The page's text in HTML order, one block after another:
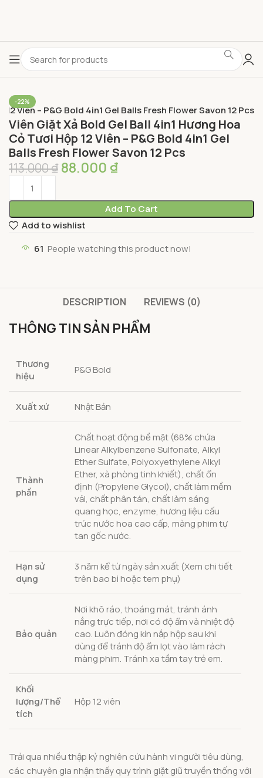
-22%
Viên – P&G Bold 4in1 Gel Balls Fresh Flower Savon 12 Pcs
Viên Giặt Xả Bold Gel Ball 4in1 Hương Hoa
Cỏ Tươi Hộp 12 Viên – P&G Bold 4in1 Gel
Balls Fresh Flower Savon 12 Pcs
113.000₫ 88.000 ₫
Add To Cart
Add to wishlist
61 People watching this product now!
DESCRIPTION REVIEWS (0)
THÔNG TIN SẢN PHẨM
Thương
hiệu
P&G Bold
Xuất xứ Nhật Bản
Thành
phần
Chất hoạt động bề mặt (68% chứa
Linear Alkylbenzene Sulfonate, Alkyl
Ether Sulfate, Polyoxyethylene Alkyl
Ether, xà phòng tinh khiết), chất ổn
định (Propylene Glycol), chất làm mềm
vải, chất phân tán, chất làm sáng
quang học, enzyme, hương liệu cấu
trúc nước hoa cao cấp, màng phim tự
tan gốc nước.
Hạn sử
dụng
3 năm kể từ ngày sản xuất (Xem chi tiết
trên bao bì hoặc tem phụ)
Bảo quản
Nơi khô ráo, thoáng mát, tránh ánh
nắng trực tiếp, nơi có độ ẩm và nhiệt độ
cao. Luôn đóng kín nắp hộp sau khi
dùng để tránh độ ẩm lọt vào làm rách
màng phim. Tránh xa tầm tay trẻ em.
Khối
lượng/Thể
tích
Hộp 12 viên
Trải qua nhiều thập kỷ nghiên cứu hành vi người tiêu dùng,
các chuyên gia nhận thấy quy trình giặt giũ truyền thống với